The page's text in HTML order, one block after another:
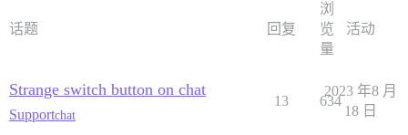
话题 回复
浏
览
量
活动
Strange switch button on chat
Supportchat
13 634
2023 年8 月
18 日